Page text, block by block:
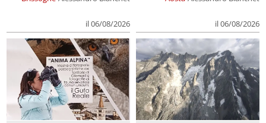
il 06/08/2026 il 06/08/2026